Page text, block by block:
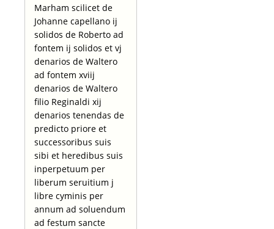
Marham scilicet de
Johanne capellano ij
solidos de Roberto ad
fontem ij solidos et vj
denarios de Waltero
ad fontem xviij
denarios de Waltero
filio Reginaldi xij
denarios tenendas de
predicto priore et
successoribus suis
sibi et heredibus suis
inperpetuum per
liberum seruitium j
libre cyminis per
annum ad soluendum
ad festum sancte